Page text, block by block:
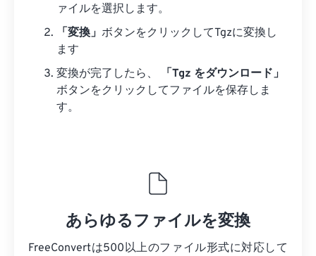
ァイルを選択します。
「変換」 ボタンをクリックしてTgzに変換し
ます
変換が完了したら、
「Tgz をダウンロード」
ボタンをクリックしてファイルを保存しま
す。
あらゆるファイルを変換
FreeConvertは500以上のファイル形式に対応して